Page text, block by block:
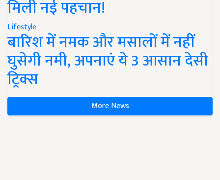
मिली नई पहचान!
Lifestyle
बारिश में नमक और मसालों में नहीं
घुसेगी नमी, अपनाएं ये 3 आसान देसी
ट्रिक्स
More News